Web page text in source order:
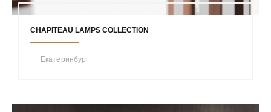
CHAPITEAU LAMPS COLLECTION
Екатеринбург